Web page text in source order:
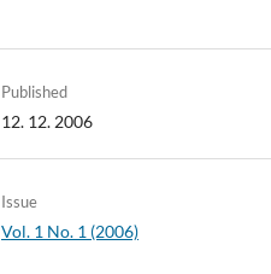
Published
12. 12. 2006
Issue
Vol. 1 No. 1 (2006)